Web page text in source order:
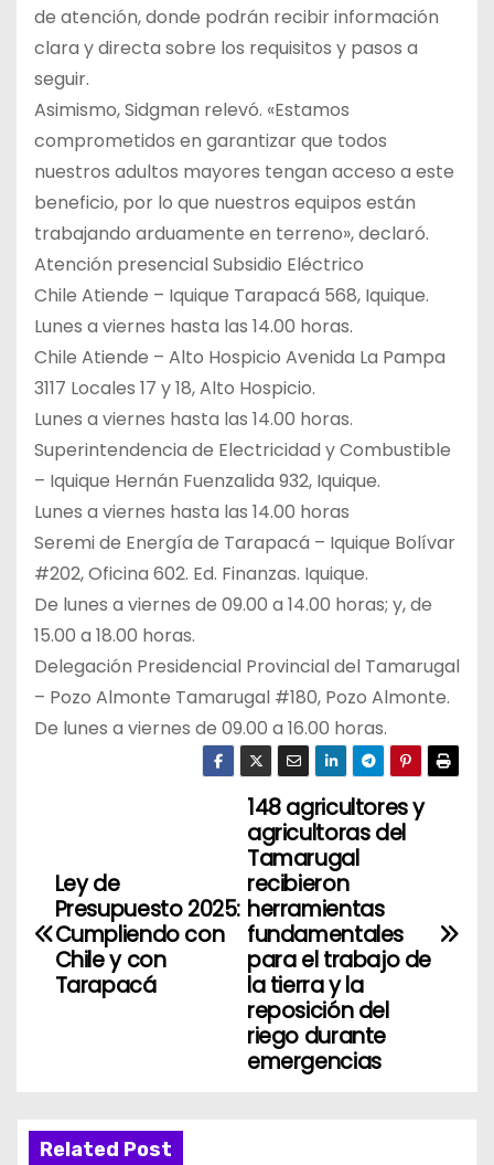
de atención, donde podrán recibir información
clara y directa sobre los requisitos y pasos a
seguir.
Asimismo, Sidgman relevó. «Estamos
comprometidos en garantizar que todos
nuestros adultos mayores tengan acceso a este
beneficio, por lo que nuestros equipos están
trabajando arduamente en terreno», declaró.
Atención presencial Subsidio Eléctrico
Chile Atiende – Iquique Tarapacá 568, Iquique.
Lunes a viernes hasta las 14.00 horas.
Chile Atiende – Alto Hospicio Avenida La Pampa
3117 Locales 17 y 18, Alto Hospicio.
Lunes a viernes hasta las 14.00 horas.
Superintendencia de Electricidad y Combustible
– Iquique Hernán Fuenzalida 932, Iquique.
Lunes a viernes hasta las 14.00 horas
Seremi de Energía de Tarapacá – Iquique Bolívar
#202, Oficina 602. Ed. Finanzas. Iquique.
De lunes a viernes de 09.00 a 14.00 horas; y, de
15.00 a 18.00 horas.
Delegación Presidencial Provincial del Tamarugal
– Pozo Almonte Tamarugal #180, Pozo Almonte.
De lunes a viernes de 09.00 a 16.00 horas.
e
i
148 agricultores y
agricultoras del
Tamarugal
recibieron
herramientas
fundamentales
para el trabajo de
la tierra y la
reposición del
riego durante
emergencias
Ley de
Presupuesto 2025:
Cumpliendo con
Chile y con
Tarapacá
Related Post